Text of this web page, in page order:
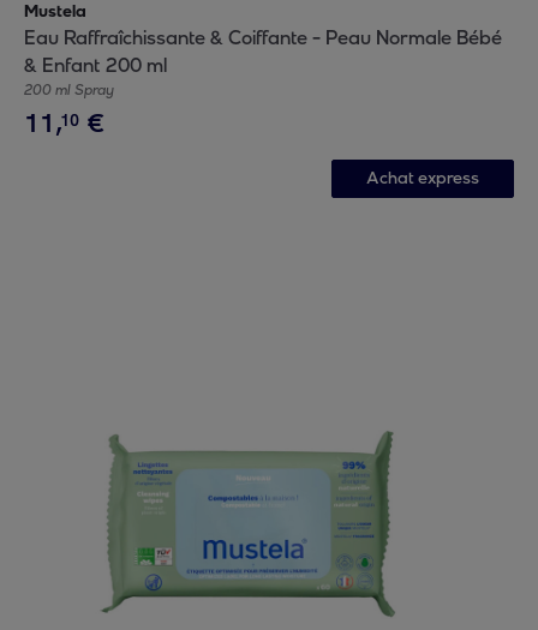
Mustela
Eau Raffraîchissante & Coiffante - Peau Normale Bébé
& Enfant 200 ml
200 ml Spray
11,10 €
Achat express